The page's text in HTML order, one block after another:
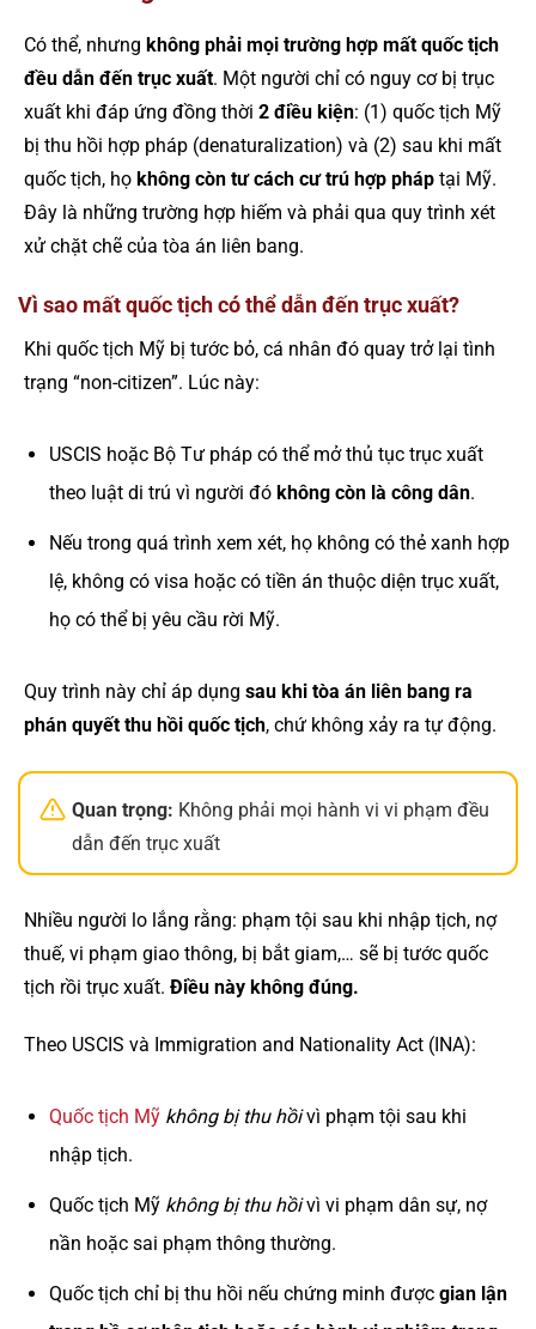
Có thể, nhưng không phải mọi trường hợp mất quốc tịch
đều dẫn đến trục xuất. Một người chỉ có nguy cơ bị trục
xuất khi đáp ứng đồng thời 2 điều kiện: (1) quốc tịch Mỹ
bị thu hồi hợp pháp (denaturalization) và (2) sau khi mất
quốc tịch, họ không còn tư cách cư trú hợp pháp tại Mỹ.
Đây là những trường hợp hiếm và phải qua quy trình xét
xử chặt chẽ của tòa án liên bang.
Vì sao mất quốc tịch có thể dẫn đến trục xuất?
Khi quốc tịch Mỹ bị tước bỏ, cá nhân đó quay trở lại tình
trạng “non-citizen”. Lúc này:
USCIS hoặc Bộ Tư pháp có thể mở thủ tục trục xuất
theo luật di trú vì người đó không còn là công dân.
Nếu trong quá trình xem xét, họ không có thẻ xanh hợp
lệ, không có visa hoặc có tiền án thuộc diện trục xuất,
họ có thể bị yêu cầu rời Mỹ.
Quy trình này chỉ áp dụng sau khi tòa án liên bang ra
phán quyết thu hồi quốc tịch, chứ không xảy ra tự động.
Quan trọng: Không phải mọi hành vi vi phạm đều
dẫn đến trục xuất
Nhiều người lo lắng rằng: phạm tội sau khi nhập tịch, nợ
thuế, vi phạm giao thông, bị bắt giam,… sẽ bị tước quốc
tịch rồi trục xuất. Điều này không đúng.
Theo USCIS và Immigration and Nationality Act (INA):
Quốc tịch Mỹ không bị thu hồivì phạm tội sau khi
nhập tịch.
Quốc tịch Mỹ không bị thu hồivì vi phạm dân sự, nợ
nần hoặc sai phạm thông thường.
Quốc tịch chỉ bị thu hồi nếu chứng minh được gian lận